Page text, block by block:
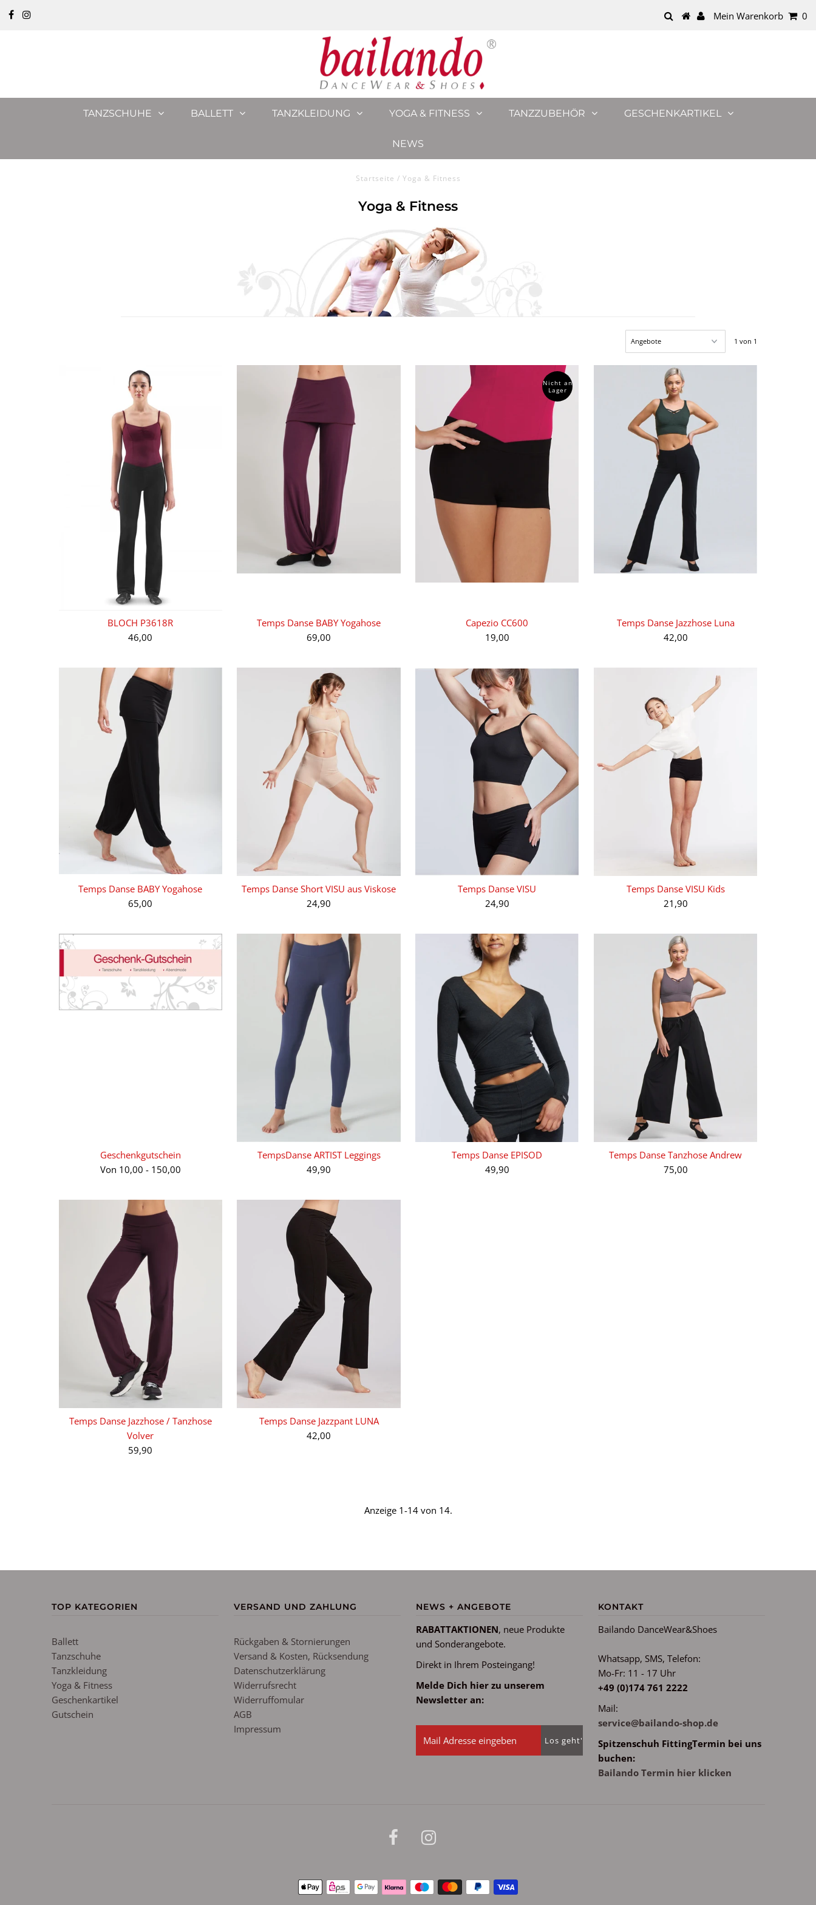
Mein Warenkorb 0
TANZSCHUHE BALLETT TANZKLEIDUNG YOGA & FITNESS TANZZUBEHÖR GESCHENKARTIKEL
NEWS
Startseite / Yoga & Fitness
Yoga & Fitness
1 von 1
BLOCH P3618R
46,00
Temps Danse BABY Yogahose
69,00
Nicht an
Lager
Capezio CC600
19,00
Temps Danse Jazzhose Luna
42,00
Temps Danse BABY Yogahose
65,00
Temps Danse Short VISU aus Viskose
24,90
Temps Danse VISU
24,90
Temps Danse VISU Kids
21,90
Geschenkgutschein
Von 10,00 - 150,00
TempsDanse ARTIST Leggings
49,90
Temps Danse EPISOD
49,90
Temps Danse Tanzhose Andrew
75,00
Temps Danse Jazzhose / Tanzhose
Volver
59,90
Temps Danse Jazzpant LUNA
42,00
Anzeige 1-14 von 14.
TOP KATEGORIEN
Ballett
Tanzschuhe
Tanzkleidung
Yoga & Fitness
Geschenkartikel
Gutschein
VERSAND UND ZAHLUNG
Rückgaben & Stornierungen
Versand & Kosten, Rücksendung
Datenschutzerklärung
Widerrufsrecht
Widerruffomular
AGB
Impressum
NEWS + ANGEBOTE
RABATTAKTIONEN, neue Produkte
und Sonderangebote.
Direkt in Ihrem Posteingang!
Melde Dich hier zu unserem
Newsletter an:
KONTAKT
Bailando DanceWear&Shoes
Whatsapp, SMS, Telefon:
Mo-Fr: 11 - 17 Uhr
+49 (0)174 761 2222
Mail:
service@bailando-shop.de
Spitzenschuh FittingTermin bei uns
buchen:
Bailando Termin hier klicken